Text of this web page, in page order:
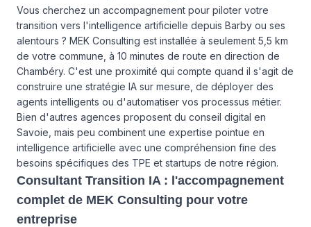
Vous cherchez un accompagnement pour piloter votre
transition vers l'intelligence artificielle depuis Barby ou ses
alentours ? MEK Consulting est installée à seulement 5,5 km
de votre commune, à 10 minutes de route en direction de
Chambéry. C'est une proximité qui compte quand il s'agit de
construire une stratégie IA sur mesure, de déployer des
agents intelligents ou d'automatiser vos processus métier.
Bien d'autres agences proposent du conseil digital en
Savoie, mais peu combinent une expertise pointue en
intelligence artificielle avec une compréhension fine des
besoins spécifiques des TPE et startups de notre région.
Consultant Transition IA : l'accompagnement
complet de MEK Consulting pour votre
entreprise